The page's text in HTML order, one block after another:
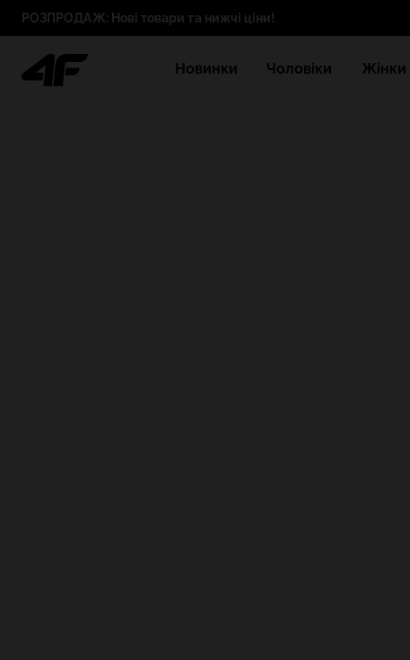
РОЗПРОДАЖ: Нові товари та нижчі ціни!
Новинки Чоловіки Жінки